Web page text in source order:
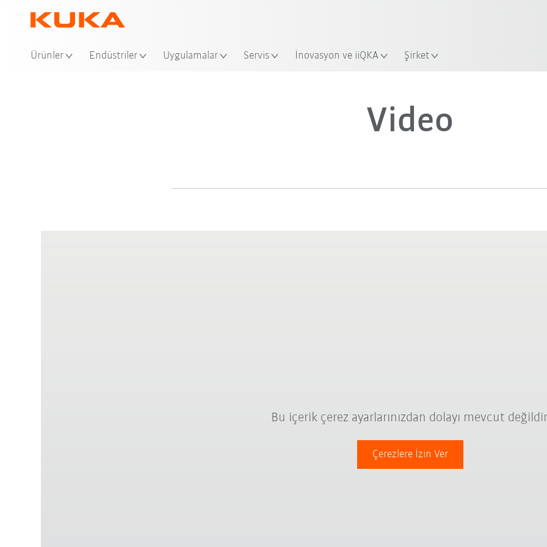
Ürünler Endüstriler Uygulamalar Servis İnovasyon ve iiQKA Şirket
Video
Bu içerik çerez ayarlarınızdan dolayı mevcut
Çerezlere İzin Ver